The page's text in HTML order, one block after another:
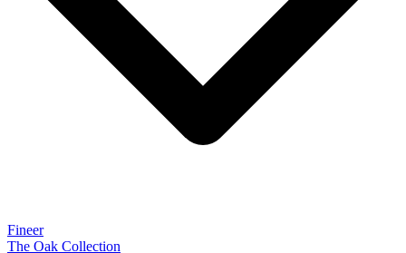
Fineer
The Oak Collection